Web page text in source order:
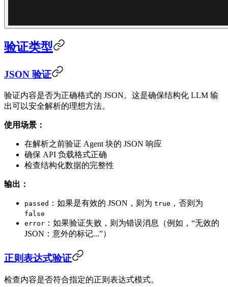
验证类型
JSON 验证
验证内容是否为正确格式的 JSON。这是确保结构化 LLM 输
出可以安全解析的理想方法。
使用场景：
在解析之前验证 Agent 块的 JSON 响应
确保 API 负载格式正确
检查结构化数据的完整性
输出：
passed ：如果是有效的 JSON，则为 true ，否则为
false
error ：如果验证失败，则为错误消息（例如，“无效的
JSON：意外的标记...”）
正则表达式验证
检查内容是否符合指定的正则表达式模式。